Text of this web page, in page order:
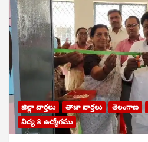
జిల్లా వార్తలు తాజా వార్తలు తెలంగాణ
విద్య & ఉద్యోగము